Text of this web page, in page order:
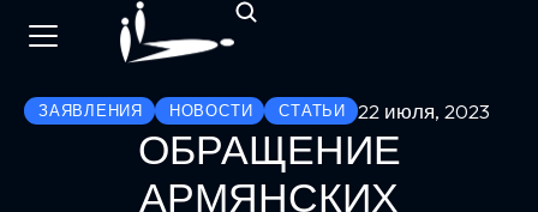
ЗАЯВЛЕНИЯ НОВОСТИ СТАТЬИ 22 июля, 2023
ОБРАЩЕНИЕ
АРМЯНСКИХ